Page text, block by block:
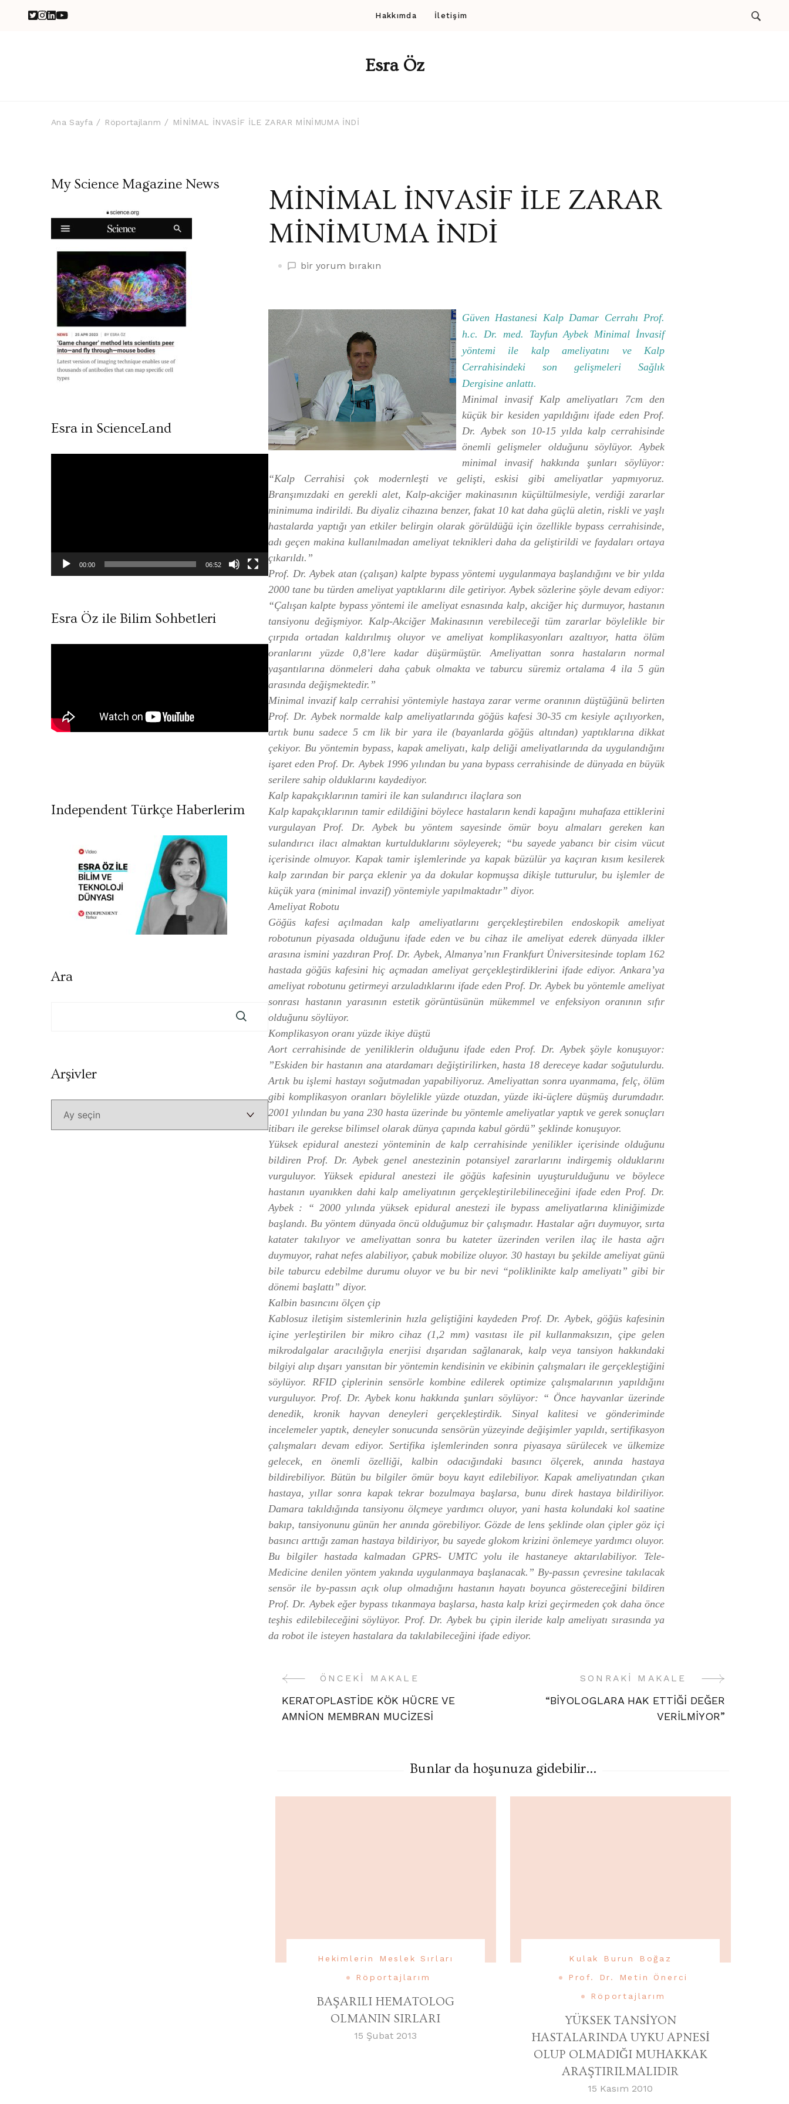
Hakkımda İletişim
Esra Öz
Ana Sayfa Röportajlarım MİNİMAL İNVASİF İLE ZARAR MİNİMUMA İNDİ
MİNİMAL İNVASİF İLE ZARAR
MİNİMUMA İNDİ
MİNİMAL
ZARAR
MİNİMUMA
İNDİ
üzerine
bir yorum bırakın
Güven Hastanesi Kalp Damar Cerrahı Prof.
h.c. Dr. med. Tayfun Aybek Minimal İnvasif
yöntemi ile kalp ameliyatını ve Kalp
Cerrahisindeki son gelişmeleri Sağlık
Dergisine anlattı.
Minimal invasif Kalp ameliyatları 7cm den
küçük bir kesiden yapıldığını ifade eden Prof.
Dr. Aybek son 10-15 yılda kalp cerrahisinde
önemli gelişmeler olduğunu söylüyor. Aybek
minimal invasif hakkında şunları söylüyor:
“Kalp Cerrahisi çok modernleşti ve gelişti, eskisi gibi ameliyatlar yapmıyoruz.
Branşımızdaki en gerekli alet, Kalp-akciğer makinasının küçültülmesiyle, verdiği zararlar
minimuma indirildi. Bu diyaliz cihazına benzer, fakat 10 kat daha güçlü aletin, riskli ve yaşlı
hastalarda yaptığı yan etkiler belirgin olarak görüldüğü için özellikle bypass cerrahisinde,
adı geçen makina kullanılmadan ameliyat teknikleri daha da geliştirildi ve faydaları ortaya
çıkarıldı.”
Prof. Dr. Aybek atan (çalışan) kalpte bypass yöntemi uygulanmaya başlandığını ve bir yılda
2000 tane bu türden ameliyat yaptıklarını dile getiriyor. Aybek sözlerine şöyle devam ediyor:
“Çalışan kalpte bypass yöntemi ile ameliyat esnasında kalp, akciğer hiç durmuyor, hastanın
tansiyonu değişmiyor. Kalp-Akciğer Makinasının verebileceği tüm zararlar böylelikle bir
çırpıda ortadan kaldırılmış oluyor ve ameliyat komplikasyonları azaltıyor, hatta ölüm
oranlarını yüzde 0,8’lere kadar düşürmüştür. Ameliyattan sonra hastaların normal
yaşantılarına dönmeleri daha çabuk olmakta ve taburcu süremiz ortalama 4 ila 5 gün
arasında değişmektedir.”
Minimal invazif kalp cerrahisi yöntemiyle hastaya zarar verme oranının düştüğünü belirten
Prof. Dr. Aybek normalde kalp ameliyatlarında göğüs kafesi 30-35 cm kesiyle açılıyorken,
artık bunu sadece 5 cm lik bir yara ile (bayanlarda göğüs altından) yaptıklarına dikkat
çekiyor. Bu yöntemin bypass, kapak ameliyatı, kalp deliği ameliyatlarında da uygulandığını
işaret eden Prof. Dr. Aybek 1996 yılından bu yana bypass cerrahisinde de dünyada en büyük
serilere sahip olduklarını kaydediyor.
Kalp kapakçıklarının tamiri ile kan sulandırıcı ilaçlara son
Kalp kapakçıklarının tamir edildiğini böylece hastaların kendi kapağını muhafaza ettiklerini
vurgulayan Prof. Dr. Aybek bu yöntem sayesinde ömür boyu almaları gereken kan
sulandırıcı ilacı almaktan kurtulduklarını söyleyerek; “bu sayede yabancı bir cisim vücut
içerisinde olmuyor. Kapak tamir işlemlerinde ya kapak büzülür ya kaçıran kısım kesilerek
kalp zarından bir parça eklenir ya da dokular kopmuşsa dikişle tutturulur, bu işlemler de
küçük yara (minimal invazif) yöntemiyle yapılmaktadır” diyor.
Ameliyat Robotu
Göğüs kafesi açılmadan kalp ameliyatlarını gerçekleştirebilen endoskopik ameliyat
robotunun piyasada olduğunu ifade eden ve bu cihaz ile ameliyat ederek dünyada ilkler
arasına ismini yazdıran Prof. Dr. Aybek, Almanya’nın Frankfurt Üniversitesinde toplam 162
hastada göğüs kafesini hiç açmadan ameliyat gerçekleştirdiklerini ifade ediyor. Ankara’ya
ameliyat robotunu getirmeyi arzuladıklarını ifade eden Prof. Dr. Aybek bu yöntemle ameliyat
sonrası hastanın yarasının estetik görüntüsünün mükemmel ve enfeksiyon oranının sıfır
olduğunu söylüyor.
Komplikasyon oranı yüzde ikiye düştü
Aort cerrahisinde de yeniliklerin olduğunu ifade eden Prof. Dr. Aybek şöyle konuşuyor:
”Eskiden bir hastanın ana atardamarı değiştirilirken, hasta 18 dereceye kadar soğutulurdu.
Artık bu işlemi hastayı soğutmadan yapabiliyoruz. Ameliyattan sonra uyanmama, felç, ölüm
gibi komplikasyon oranları böylelikle yüzde otuzdan, yüzde iki-üçlere düşmüş durumdadır.
2001 yılından bu yana 230 hasta üzerinde bu yöntemle ameliyatlar yaptık ve gerek sonuçları
itibarı ile gerekse bilimsel olarak dünya çapında kabul gördü” şeklinde konuşuyor.
Yüksek epidural anestezi yönteminin de kalp cerrahisinde yenilikler içerisinde olduğunu
bildiren Prof. Dr. Aybek genel anestezinin potansiyel zararlarını indirgemiş olduklarını
vurguluyor. Yüksek epidural anestezi ile göğüs kafesinin uyuşturulduğunu ve böylece
hastanın uyanıkken dahi kalp ameliyatının gerçekleştirilebilineceğini ifade eden Prof. Dr.
Aybek : “ 2000 yılında yüksek epidural anestezi ile bypass ameliyatlarına kliniğimizde
başlandı. Bu yöntem dünyada öncü olduğumuz bir çalışmadır. Hastalar ağrı duymuyor, sırta
katater takılıyor ve ameliyattan sonra bu kateter üzerinden verilen ilaç ile hasta ağrı
duymuyor, rahat nefes alabiliyor, çabuk mobilize oluyor. 30 hastayı bu şekilde ameliyat günü
bile taburcu edebilme durumu oluyor ve bu bir nevi “poliklinikte kalp ameliyatı” gibi bir
dönemi başlattı” diyor.
Kalbin basıncını ölçen çip
Kablosuz iletişim sistemlerinin hızla geliştiğini kaydeden Prof. Dr. Aybek, göğüs kafesinin
içine yerleştirilen bir mikro cihaz (1,2 mm) vasıtası ile pil kullanmaksızın, çipe gelen
mikrodalgalar aracılığıyla enerjisi dışarıdan sağlanarak, kalp veya tansiyon hakkındaki
bilgiyi alıp dışarı yansıtan bir yöntemin kendisinin ve ekibinin çalışmaları ile gerçekleştiğini
söylüyor. RFID çiplerinin sensörle kombine edilerek optimize çalışmalarının yapıldığını
vurguluyor. Prof. Dr. Aybek konu hakkında şunları söylüyor: “ Önce hayvanlar üzerinde
denedik, kronik hayvan deneyleri gerçekleştirdik. Sinyal kalitesi ve gönderiminde
incelemeler yaptık, deneyler sonucunda sensörün yüzeyinde değişimler yapıldı, sertifikasyon
çalışmaları devam ediyor. Sertifika işlemlerinden sonra piyasaya sürülecek ve ülkemize
gelecek, en önemli özelliği, kalbin odacığındaki basıncı ölçerek, anında hastaya
bildirebiliyor. Bütün bu bilgiler ömür boyu kayıt edilebiliyor. Kapak ameliyatından çıkan
hastaya, yıllar sonra kapak tekrar bozulmaya başlarsa, bunu direk hastaya bildiriliyor.
Damara takıldığında tansiyonu ölçmeye yardımcı oluyor, yani hasta kolundaki kol saatine
bakıp, tansiyonunu günün her anında görebiliyor. Gözde de lens şeklinde olan çipler göz içi
basıncı arttığı zaman hastaya bildiriyor, bu sayede glokom krizini önlemeye yardımcı oluyor.
Bu bilgiler hastada kalmadan GPRS- UMTC yolu ile hastaneye aktarılabiliyor. Tele-
Medicine denilen yöntem yakında uygulanmaya başlanacak.” By-passın çevresine takılacak
sensör ile by-passın açık olup olmadığını hastanın hayatı boyunca göstereceğini bildiren
Prof. Dr. Aybek eğer bypass tıkanmaya başlarsa, hasta kalp krizi geçirmeden çok daha önce
teşhis edilebileceğini söylüyor. Prof. Dr. Aybek bu çipin ileride kalp ameliyatı sırasında ya
da robot ile isteyen hastalara da takılabileceğini ifade ediyor.
Yazı
Gezinme
ÖNCEKI MAKALE
KERATOPLASTİDE KÖK HÜCRE VE
AMNİON MEMBRAN MUCİZESİ
SONRAKI MAKALE
“BİYOLOGLARA HAK ETTİĞİ DEĞER
VERİLMİYOR”
Bunlar da hoşunuza gidebilir...
Hekimlerin Meslek Sırları
Röportajlarım
BAŞARILI HEMATOLOG
OLMANIN SIRLARI
15 Şubat 2013
Kulak Burun Boğaz
Prof. Dr. Metin Önerci
Röportajlarım
YÜKSEK TANSİYON
HASTALARINDA UYKU APNESİ
OLUP OLMADIĞI MUHAKKAK
ARAŞTIRILMALIDIR
15 Kasım 2010
My Science Magazine News
Esra in ScienceLand
00:00 06:52
Esra Öz ile Bilim Sohbetleri
Independent Türkçe Haberlerim
Ara
ArşivlerArşivler